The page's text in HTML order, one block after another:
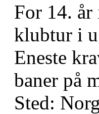
For 14.
klubtur i
Eneste
baner på
Sted: